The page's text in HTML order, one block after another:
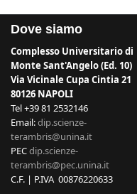
Dove siamo
Complesso Universitario di
Monte Sant'Angelo (Ed. 10)
Via Vicinale Cupa Cintia 21
80126 NAPOLI
Tel +39 81 2532146
Email:dip.scienze-
terambris@unina.it
PECdip.scienze-
terambris@pec.unina.it
C.F. | P.IVA 00876220633